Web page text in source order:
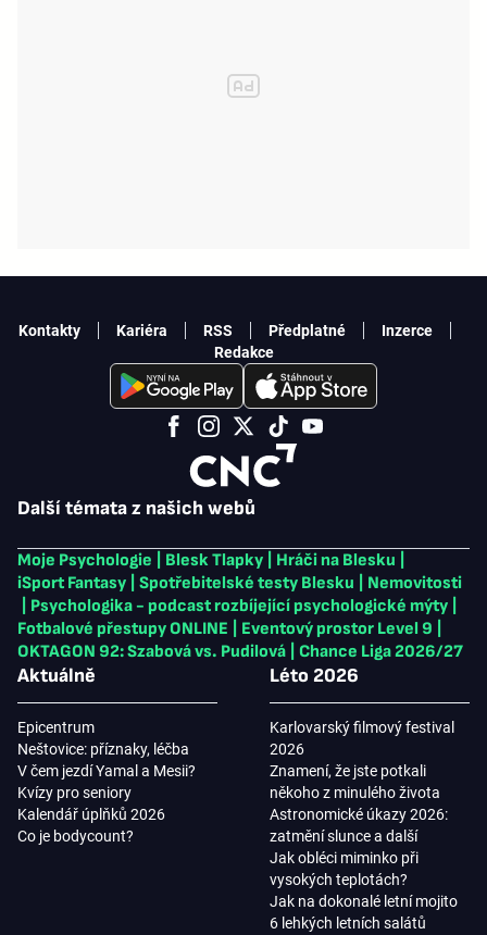
Další témata z našich webů
Moje Psychologie Blesk Tlapky Hráči na Blesku
iSport Fantasy
Spotřebitelské testy Blesku
Nemovitosti
Psychologika - podcast rozbíjející psychologické mýty
Fotbalové přestupy ONLINE
Eventový prostor Level 9
OKTAGON 92: Szabová vs. Pudilová
Chance Liga 2026/27
Aktuálně
Epicentrum
Neštovice: příznaky, léčba
V čem jezdí Yamal a Mesii?
Kvízy pro seniory
Kalendář úplňků 2026
Co je bodycount?
Léto 2026
Karlovarský filmový festival
2026
Znamení, že jste potkali
někoho z minulého života
Astronomické úkazy 2026:
zatmění slunce a další
Jak obléci miminko při
vysokých teplotách?
Jak na dokonalé letní mojito
6 lehkých letních salátů
Kontakty Kariéra RSS Předplatné
Inzerce
Redakce